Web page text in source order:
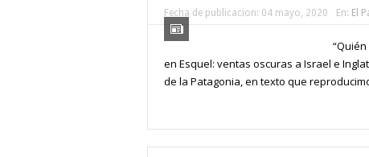
Fecha de publicacion: 04 mayo, 2020 En: El
en Esquel: ventas oscuras a Israel e
de la Patagonia, en texto que